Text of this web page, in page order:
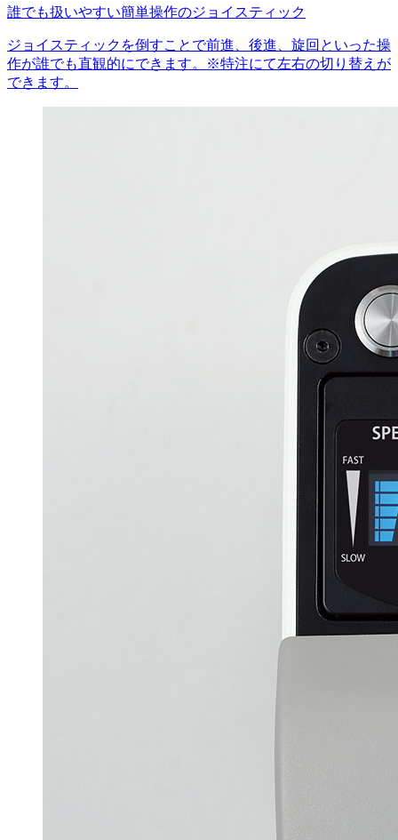
誰でも扱いやすい簡単操作のジョイスティック
ジョイスティックを倒すことで前進、後進、旋回といった操
作が誰でも直観的にできます。※特注にて左右の切り替えが
できます。